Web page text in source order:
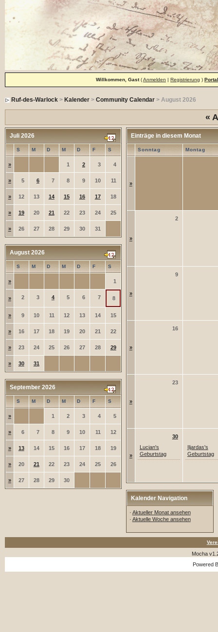
Willkommen, Gast(Anmelden | Registrierung ) Portal
Ruf-des-Warlock> Kalender> Community Calendar> August 2026
«
Juli 2026
S M D M D F S
» 1 2 3 4
» 5 6 7 8 9 10 11
» 12 13 14 15 16 17 18
» 19 20 21 22 23 24 25
» 26 27 28 29 30 31
August 2026
S M D M D F S
» 1
» 2 3 4 5 6 7 8
» 9 10 11 12 13 14 15
» 16 17 18 19 20 21 22
» 23 24 25 26 27 28 29
» 30 31
September 2026
S M D M D F S
» 1 2 3 4 5
» 6 7 8 9 10 11 12
» 13 14 15 16 17 18 19
» 20 21 22 23 24 25 26
» 27 28 29 30
Einträge in diesem Monat
Sonntag Montag
»
»
2
»
9
»
16
»
23
»
30
Lucian's
Geburtstag
Iljardas's
Geburtstag
Kalender Navigation
· Aktueller Monat ansehen
· Aktuelle Woche ansehen
Mocha
Powered